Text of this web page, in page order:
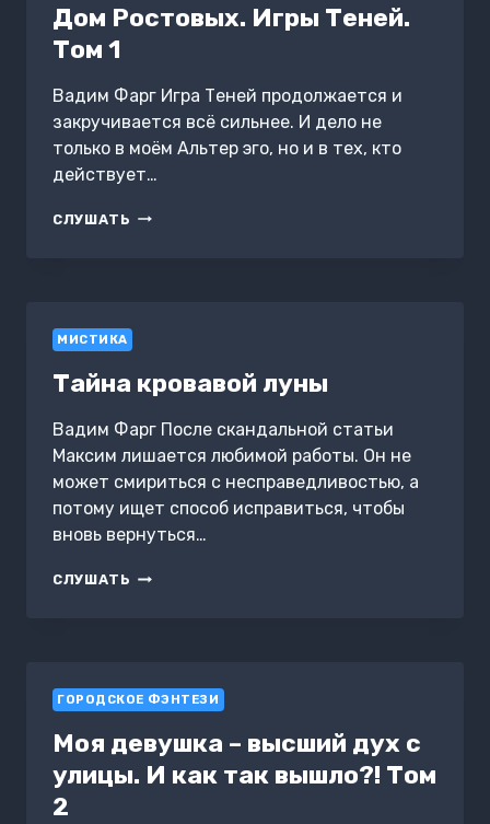
Дом Ростовых. Игры Теней.
Том 1
Вадим Фарг Игра Теней продолжается и
закручивается всё сильнее. И дело не
только в моём Альтер эго, но и в тех, кто
действует…
СЛУШАТЬ ДОМ
МИСТИКА
Тайна кровавой луны
Вадим Фарг После скандальной статьи
Максим лишается любимой работы. Он не
может смириться с несправедливостью, а
потому ищет способ исправиться, чтобы
вновь вернуться…
СЛУШАТЬ ТАЙНА
ГОРОДСКОЕ ФЭНТЕЗИ
Моя девушка – высший дух с
улицы. И как так вышло?! Том
2